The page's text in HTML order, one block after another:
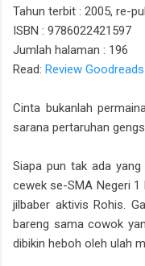
Tahun terbit : 2005, re-
ISBN : 9786022421597
Jumlah halaman : 196
Read: Review Goodreads
Cinta bukanlah
sarana pertaruhan
Siapa pun tak ada
cewek se-SMA Negeri
jilbaber aktivis Rohis.
bareng sama cowok
dibikin heboh oleh ulah